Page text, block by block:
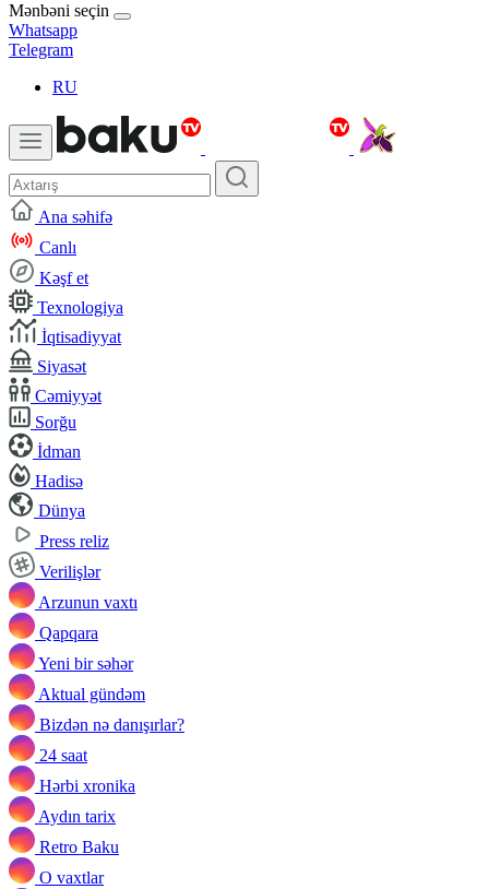
Mənbəni seçin
Whatsapp
Telegram
RU
Ana səhifə
Canlı
Kəşf et
Texnologiya
İqtisadiyyat
Siyasət
Cəmiyyət
Sorğu
İdman
Hadisə
Dünya
Press reliz
Verilişlər
Arzunun vaxtı
Qapqara
Yeni bir səhər
Aktual gündəm
Bizdən nə danışırlar?
24 saat
Hərbi xronika
Aydın tarix
Retro Baku
O vaxtlar